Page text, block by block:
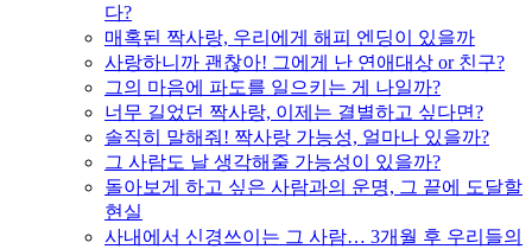
다?
매혹된 짝사랑, 우리에게 해피 엔딩이 있을까
사랑하니까 괜찮아! 그에게 난 연애대상 or 친구?
그의 마음에 파도를 일으키는 게 나일까?
너무 길었던 짝사랑, 이제는 결별하고 싶다면?
솔직히 말해줘! 짝사랑 가능성, 얼마나 있을까?
그 사람도 날 생각해줄 가능성이 있을까?
돌아보게 하고 싶은 사람과의 운명, 그 끝에 도달할
현실
사내에서 신경쓰이는 그 사람… 3개월 후 우리들의